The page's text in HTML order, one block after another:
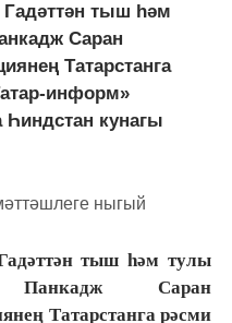
Гадәттән тыш һәм
Саран
Татарстанга
информ»
кунагы
тыш һәм тулы
Панкадж Саран
Татарстанга рәсми